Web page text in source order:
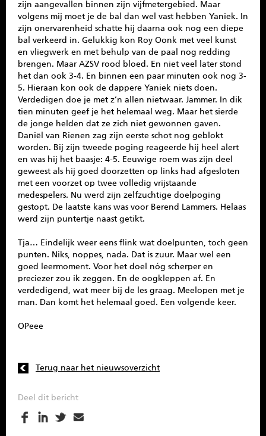
zijn aangevallen binnen zijn vijfmetergebied. Maar
volgens mij moet je de bal dan wel vast hebben Yaniek. In
zijn onervarenheid schatte hij daarna ook nog een diepe
bal verkeerd in. Gelukkig kon Roy Oonk met veel kunst
en vliegwerk en met behulp van de paal nog redding
brengen. Maar AZSV rood bloed. En niet veel later stond
het dan ook 3-4. En binnen een paar minuten ook nog 3-
5. Hieraan kon ook de dappere Yaniek niets doen.
Verdedigen doe je met z’n allen nietwaar. Jammer. In dik
tien minuten geef je het helemaal weg. Maar het sierde
de jonge helden dat ze zich niet gewonnen gaven.
Daniël van Rienen zag zijn eerste schot nog geblokt
worden. Bij zijn tweede poging reageerde hij heel alert
en was hij het baasje: 4-5. Eeuwige roem was zijn deel
geweest als hij goed doorzetten op links had afgesloten
met een voorzet op twee volledig vrijstaande
medespelers. Nu werd zijn zelfzuchtige doelpoging
gestopt. De laatste kans was voor Berend Lammers. Helaas
werd zijn puntertje naast getikt.
Tja… Eindelijk weer eens flink wat doelpunten, toch geen
punten. Niks, noppes, nada. Dat is zuur. Maar wel een
goed leermoment. Voor het doel nóg scherper en
preciezer zou ik zeggen. En de oogkleppen af. En
verdedigend, wat meer bij de les graag. Meelopen met je
man. Dan komt het helemaal goed. Een volgende keer.
OPeee
Terug naar het nieuwsoverzicht
Deel dit bericht